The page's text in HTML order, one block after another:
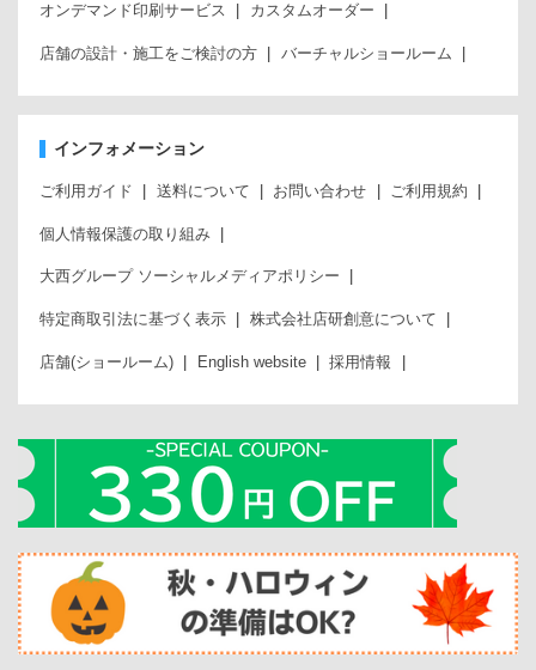
オンデマンド印刷サービス カスタムオーダー
店舗の設計・施工をご検討の方 バーチャルショールーム
インフォメーション
ご利用ガイド 送料について お問い合わせ ご利用規約
個人情報保護の取り組み
大西グループ ソーシャルメディアポリシー
特定商取引法に基づく表示 株式会社店研創意について
店舗(ショールーム) English website 採用情報